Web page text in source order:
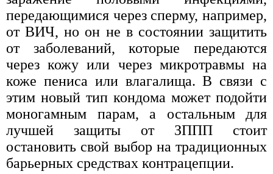
передающимися через сперму, например,
от ВИЧ, но он не в состоянии защитить
от заболеваний, которые передаются
через кожу или через микротравмы на
коже пениса или влагалища. В связи с
этим новый тип кондома может подойти
моногамным парам, а остальным для
лучшей защиты от ЗППП стоит
остановить свой выбор на традиционных
барьерных средствах контрацепции.